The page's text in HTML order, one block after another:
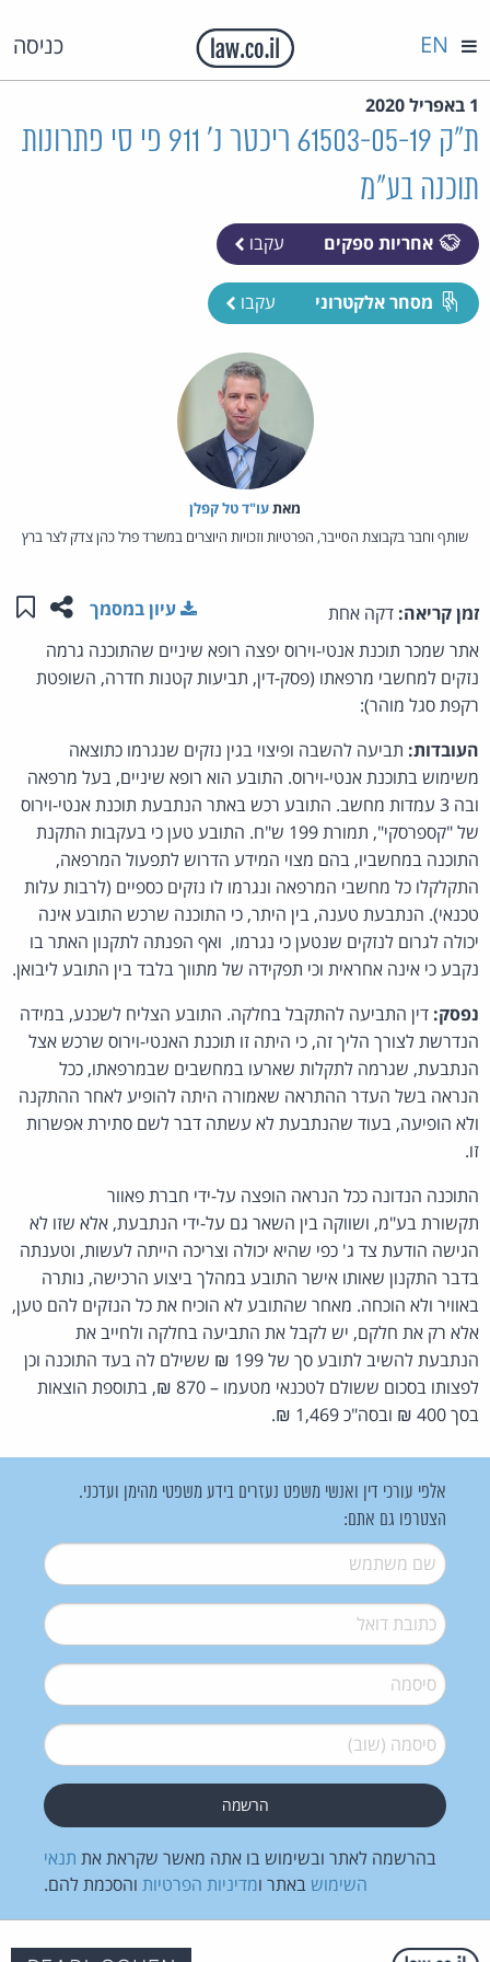
כניסה EN
1 באפריל 2020
ת"ק 61503-05-19 ריכטר נ' 911 פי סי פתרונות
תוכנה בע"מ
אחריות ספקים עקבו
מסחר אלקטרוני עקבו
מאת‏עו"ד טל קפלן
שותף וחבר בקבוצת הסייבר, הפרטיות וזכויות היוצרים במשרד פרל כהן צדק לצר ברץ
זמן קריאה: דקה אחת שתפו
עיון במסמך
אתר שמכר תוכנת אנטי-וירוס יפצה רופא שיניים שהתוכנה גרמה
נזקים למחשבי מרפאתו (פסק-דין, תביעות קטנות חדרה, השופטת
רקפת סגל מוהר):
העובדות: תביעה להשבה ופיצוי בגין נזקים שנגרמו כתוצאה
משימוש בתוכנת אנטי-וירוס. התובע הוא רופא שיניים, בעל מרפאה
ובה 3 עמדות מחשב. התובע רכש באתר הנתבעת תוכנת אנטי-וירוס
של "קספרסקי", תמורת 199 ש"ח. התובע טען כי בעקבות התקנת
התוכנה במחשביו, בהם מצוי המידע הדרוש לתפעול המרפאה,
התקלקלו כל מחשבי המרפאה ונגרמו לו נזקים כספיים (לרבות עלות
טכנאי). הנתבעת טענה, בין היתר, כי התוכנה שרכש התובע אינה
יכולה לגרום לנזקים שנטען כי נגרמו, ואף הפנתה לתקנון האתר בו
נקבע כי אינה אחראית וכי תפקידה של מתווך בלבד בין התובע ליבואן.
נפסק: דין התביעה להתקבל בחלקה. התובע הצליח לשכנע, במידה
הנדרשת לצורך הליך זה, כי היתה זו תוכנת האנטי-וירוס שרכש אצל
הנתבעת, שגרמה לתקלות שארעו במחשבים שבמרפאתו, ככל
הנראה בשל העדר ההתראה שאמורה היתה להופיע לאחר ההתקנה
ולא הופיעה, בעוד שהנתבעת לא עשתה דבר לשם סתירת אפשרות
זו.
התוכנה הנדונה ככל הנראה הופצה על-ידי חברת פאוור
תקשורת בע"מ, ושווקה בין השאר גם על-ידי הנתבעת, אלא שזו לא
הגישה הודעת צד ג' כפי שהיא יכולה וצריכה הייתה לעשות, וטענתה
בדבר התקנון שאותו אישר התובע במהלך ביצוע הרכישה, נותרה
באוויר ולא הוכחה. מאחר שהתובע לא הוכיח את כל הנזקים להם טען,
אלא רק את חלקם, יש לקבל את התביעה בחלקה ולחייב את
הנתבעת להשיב לתובע סך של 199 ₪ ששילם לה בעד התוכנה וכן
לפצותו בסכום ששולם לטכנאי מטעמו – 870 ₪, בתוספת הוצאות
בסך 400 ₪ ובסה"כ 1,469 ₪.
אלפי עורכי דין ואנשי משפט נעזרים בידע משפטי מהימן ועדכני.
הצטרפו גם אתם:
שם משתמש*
דואל*
סיסמה*
סיסמה (שוב)*
בהרשמה לאתר ובשימוש בו אתה מאשר שקראת את תנאי
השימוש באתר ומדיניות הפרטיות והסכמת להם.